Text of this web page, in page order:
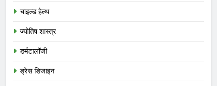
चाइल्ड हेल्थ
ज्योतिष शास्त्र
डर्मटालॉजी
ड्रेस डिजाइन